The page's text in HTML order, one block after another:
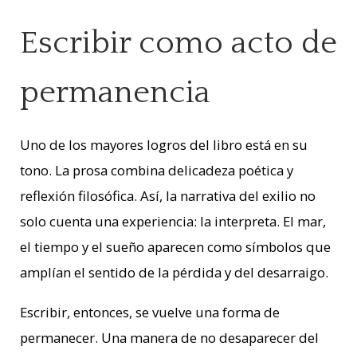
Escribir como acto de
permanencia
Uno de los mayores logros del libro está en su
tono. La prosa combina delicadeza poética y
reflexión filosófica. Así, la narrativa del exilio no
solo cuenta una experiencia: la interpreta. El mar,
el tiempo y el sueño aparecen como símbolos que
amplían el sentido de la pérdida y del desarraigo.
Escribir, entonces, se vuelve una forma de
permanecer. Una manera de no desaparecer del